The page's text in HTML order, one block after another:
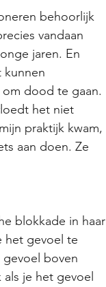
behoorlijk
vandaan
jaren. En
kunnen
dood te gaan.
het niet
praktijk kwam,
aan doen. Ze
blokkade in haar
het gevoel te
boven
je het gevoel